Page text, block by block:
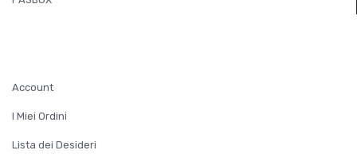
Account
I Miei Ordini
Lista dei Desideri